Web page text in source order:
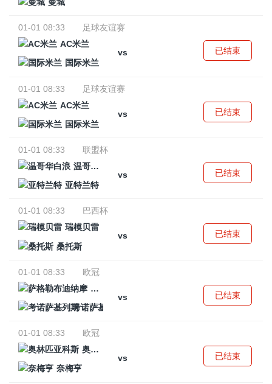
01-01 08:33
足球友谊赛
AC米兰
vs
国际米兰
已结束
01-01 08:33
足球友谊赛
AC米兰
vs
国际米兰
已结束
01-01 08:33
联盟杯
温哥华白浪
vs
亚特兰特
已结束
01-01 08:33
巴西杯
瑞模贝雷
vs
桑托斯
已结束
01-01 08:33
欧冠
萨格勒布迪纳摩
vs
考诺萨基列斯
已结束
01-01 08:33
欧冠
奥林匹亚科斯
vs
奈梅亨
已结束